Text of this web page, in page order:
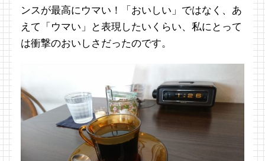
ンスが最高にウマい！「おいしい」ではなく、あ
えて「ウマい」と表現したいくらい、私にとって
は衝撃のおいしさだったのです。